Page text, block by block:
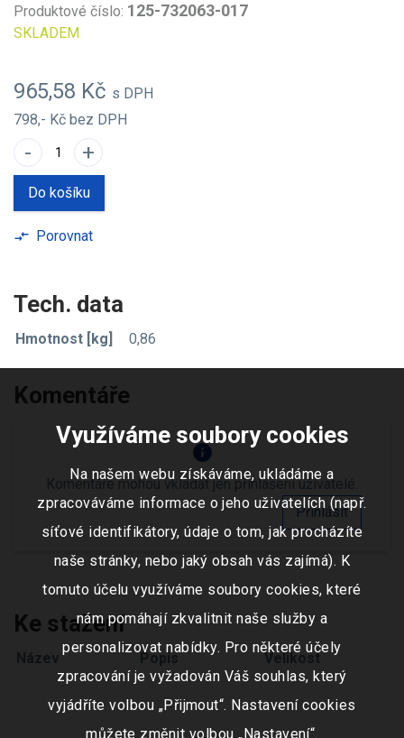
Produktové číslo: 125-732063-017
SKLADEM
965,58 Kč s DPH
798,- Kč bez DPH
- +
Do košíku
compare_arrows Porovnat
Tech. data
Hmotnost [kg] 0,86
Komentáře
info
Komentáře mohou vkládat jen přihlášení uživatelé.
Přihlásit
Ke stažení
Název Popis Velikost
Využíváme soubory cookies
Na našem webu získáváme, ukládáme a
zpracováváme informace o jeho uživatelích (např.
síťové identifikátory, údaje o tom, jak procházíte
naše stránky, nebo jaký obsah vás zajímá). K
tomuto účelu využíváme soubory cookies, které
nám pomáhají zkvalitnit naše služby a
personalizovat nabídky. Pro některé účely
zpracování je vyžadován Váš souhlas, který
vyjádříte volbou „Přijmout“. Nastavení cookies
můžete změnit volbou „Nastavení“.